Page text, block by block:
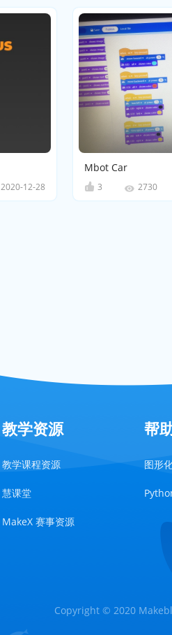
2020-12-28
Mbot Car
3 2730
教学资源
教学课程资源
慧课堂
MakeX 赛事资源
帮
图形
Copyright © 2020